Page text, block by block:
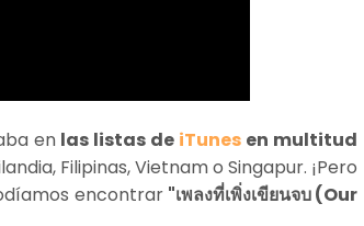
enlas listas deiTunesen multitud
Filipinas, Vietnam o Singapur. ¡Pero
encontrar "เพลงที่เพิ่งเขียนจบ (Our